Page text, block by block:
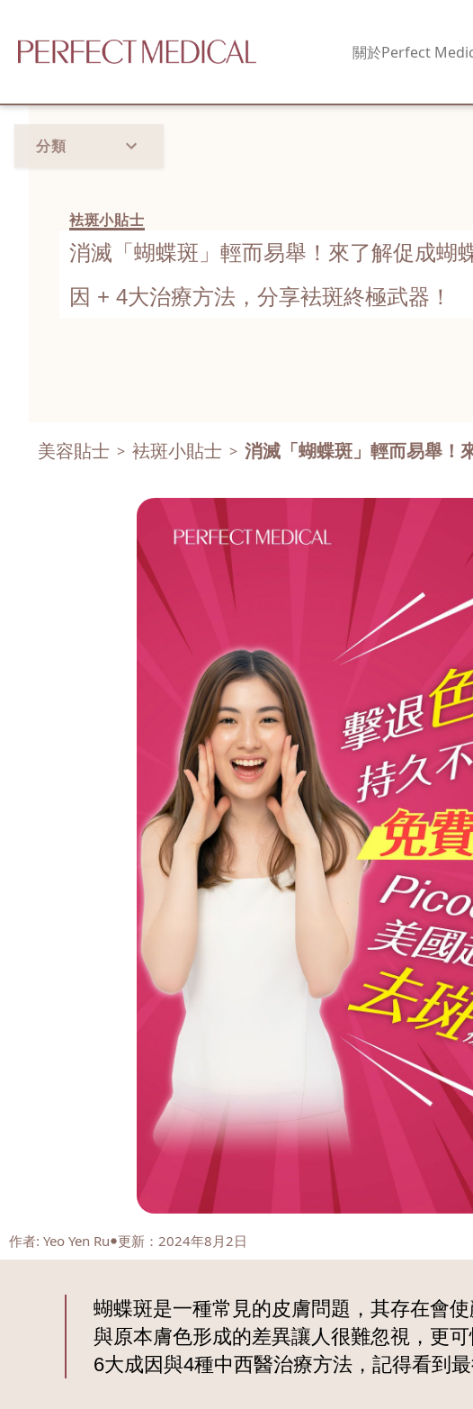
關於Perfect
分類
袪斑小貼士
消滅「蝴蝶斑」輕而易舉！來了解促成蝴
因 + 4大治療方法，分享袪斑終極武器！
美容貼士 > 袪斑小貼士 > 消滅「蝴蝶斑」輕而易舉！
作者: Yeo Yen Ru 更新：2024年8月2日
蝴蝶斑是一種常見的皮膚問題，其存在會
與原本膚色形成的差異讓人很難忽視，更
6大成因與4種中西醫治療方法，記得看到